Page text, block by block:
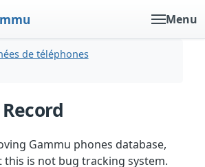
Menu
de téléphones
Gammu phones database,
is not bug tracking system.